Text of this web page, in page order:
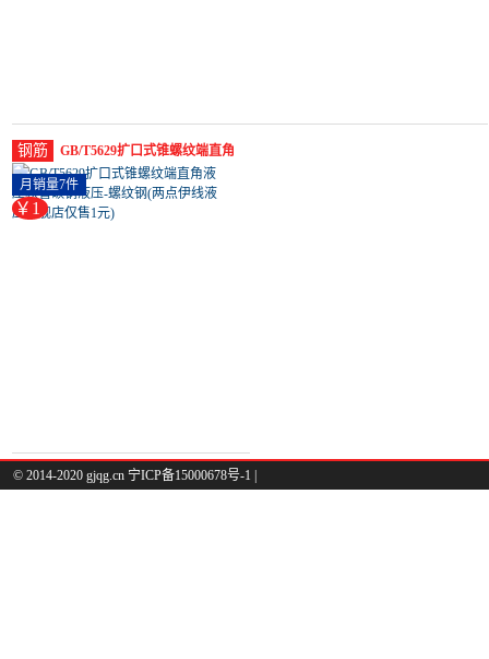
钢筋
GB/T5629扩口式锥螺纹端直角
液压软管碳钢液压-螺纹钢(两点
伊线液压旗舰店仅售1元)
￥1
月销量7件
© 2014-2020 gjqg.cn 宁ICP备15000678号-1 |